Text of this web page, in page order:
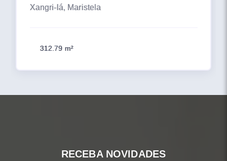
Xangri-lá, Maristela
312.79 m²
RECEBA NOVIDADES